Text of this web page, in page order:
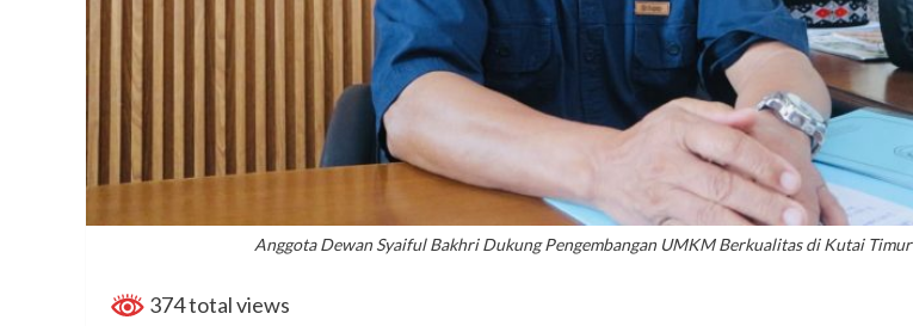
Anggota Dewan Syaiful Bakhri Dukung Pengembangan UMKM Berkualitas di Kutai Timur
374 total views